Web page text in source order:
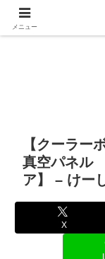
【クーラー
真空パネル
ア】 – けー
X
メニュー